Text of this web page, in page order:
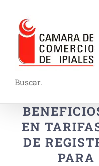
Buscar.
EN
DE